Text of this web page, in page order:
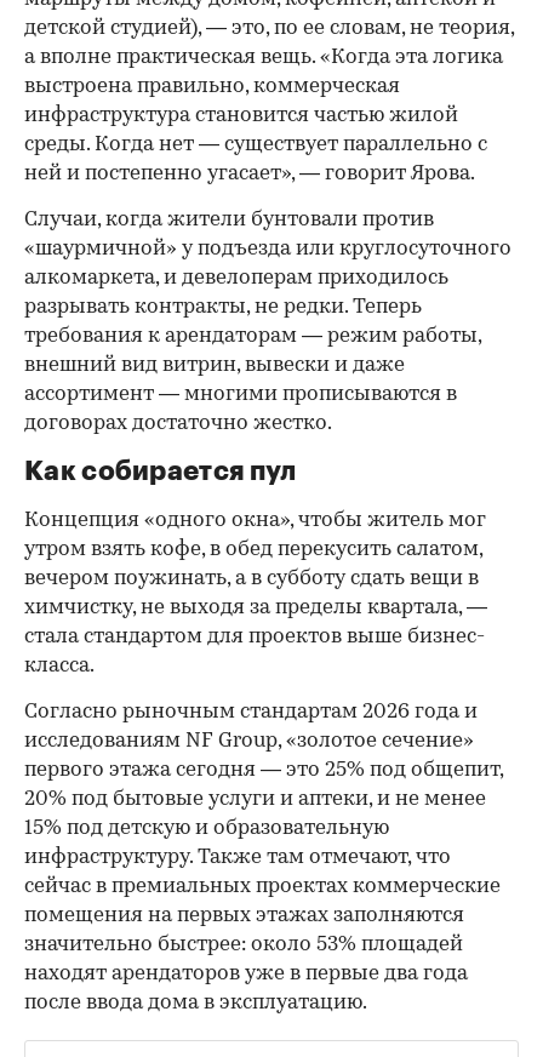
детской студией), — это, по ее словам, не теория,
а вполне практическая вещь. «Когда эта логика
выстроена правильно, коммерческая
инфраструктура становится частью жилой
среды. Когда нет — существует параллельно с
ней и постепенно угасает», — говорит Ярова.
Случаи, когда жители бунтовали против
«шаурмичной» у подъезда или круглосуточного
алкомаркета, и девелоперам приходилось
разрывать контракты, не редки. Теперь
требования к арендаторам — режим работы,
внешний вид витрин, вывески и даже
ассортимент — многими прописываются в
договорах достаточно жестко.
Как собирается пул
Концепция «одного окна», чтобы житель мог
утром взять кофе, в обед перекусить салатом,
вечером поужинать, а в субботу сдать вещи в
химчистку, не выходя за пределы квартала, —
стала стандартом для проектов выше бизнес-
класса.
Согласно рыночным стандартам 2026 года и
исследованиям NF Group, «золотое сечение»
первого этажа сегодня — это 25% под общепит,
20% под бытовые услуги и аптеки, и не менее
15% под детскую и образовательную
инфраструктуру. Также там отмечают, что
сейчас в премиальных проектах коммерческие
помещения на первых этажах заполняются
значительно быстрее: около 53% площадей
находят арендаторов уже в первые два года
после ввода дома в эксплуатацию.